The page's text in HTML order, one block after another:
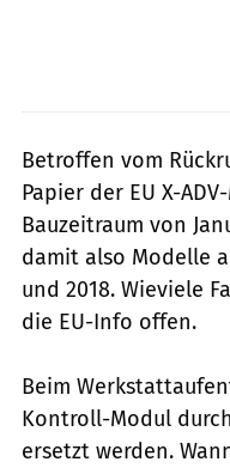
Betroffen vom
Papier der EU X-
Bauzeitraum von
damit also Modelle
und 2018. Wieviele
die EU-Info offen.
Beim
Kontroll-Modul
ersetzt werden.